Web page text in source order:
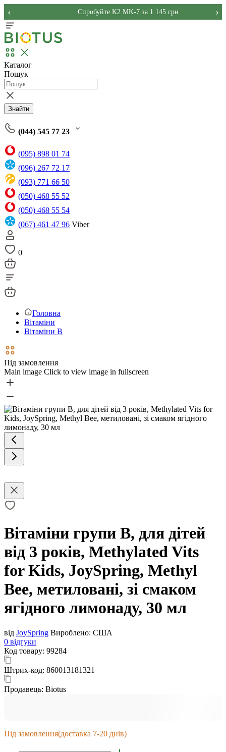
Спробуйте K2 MK-7 за 1 145 грн
‹ ›
Каталог
Пошук
Знайти
(044) 545 77 23
(095) 898 01 74
(096) 267 72 17
(093) 771 66 50
(050) 468 55 52
(050) 468 55 54
(067) 461 47 96 Viber
0
Головна
Вітаміни
Вітаміни В
Під замовлення
Main image Click to view image in fullscreen
Вітаміни групи B, для дітей
від 3 років, Methylated Vits
for Kids, JoySpring, Methyl
Bee, метиловані, зі смаком
ягідного лимонаду, 30 мл
від JoySpring Вироблено: США
0 відгуки
Код товару: 99284
Штрих-код: 860013181321
Продавець: Biotus
Під замовлення(доставка 7-20 днів)